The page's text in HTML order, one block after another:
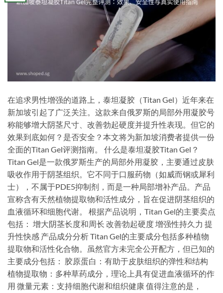
在追求男性增强的道路上，泰坦凝胶（Titan Gel）近年来在
新加坡引起了广泛关注。这款来自俄罗斯的局部外用凝胶号
称能够增大阴茎尺寸、改善勃起硬度并提升性表现。但它的
效果到底如何？是否安全？本文将为新加坡消费者提供一份
全面的Titan Gel评测指南。 什么是泰坦凝胶Titan Gel？
Titan Gel是一款俄罗斯生产的局部外用凝胶，主要通过皮肤
吸收作用于阴茎组织。它不同于口服药物（如威而钢或犀利
士），不属于PDE5抑制剂，而是一种局部增补产品。产品
宣称含有天然植物提取物和活性成分，旨在促进阴茎组织的
血液循环和细胞代谢。 根据产品说明，Titan Gel的主要卖点
包括： 增大阴茎长度和周长 改善勃起硬度 增强性持久力 提
升性快感 产品成分分析 Titan Gel的主要成分包括多种植物
提取物和活性化合物。虽然官方未完全公开配方，但已知的
主要成分包括： 胶原蛋白：有助于皮肤组织的弹性和结构
植物提取物：多种草药成分，理论上具有促进血液循环的作
用 微量元素：支持细胞代谢和组织健康 值得注意的是，